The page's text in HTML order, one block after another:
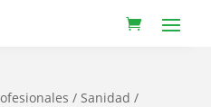
/ Sanidad /